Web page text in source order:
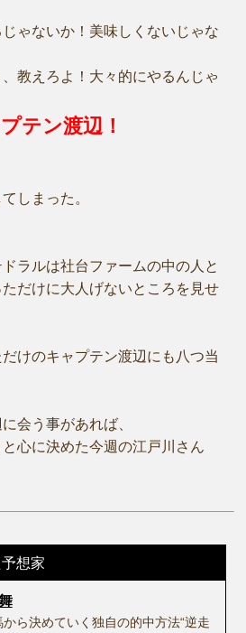
ゃないか！美味しくないじゃな
教えろよ！大々的にやるんじゃ
テン渡辺！
しまった。
ラルは社台ファームの中の人と
だけに大人げないところを見せ
けのキャプテン渡辺にも八つ当
会う事があれば、
心に決めた今週の江戸川さん
想家
ら決めていく独自の的中方法“逆走